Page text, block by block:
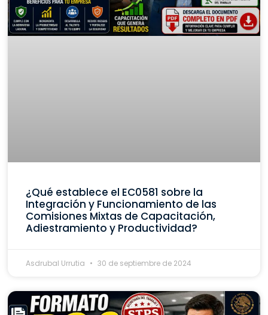
¿Qué establece el EC0581 sobre la
Integración y Funcionamiento de las
Comisiones Mixtas de Capacitación,
Adiestramiento y Productividad?
Asdrubal Urrutia 30 de septiembre de 2024